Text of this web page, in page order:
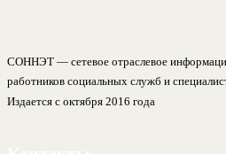
СОННЭТ — сетевое отраслевое
работников социальных служб и
Издается с октября 2016 года